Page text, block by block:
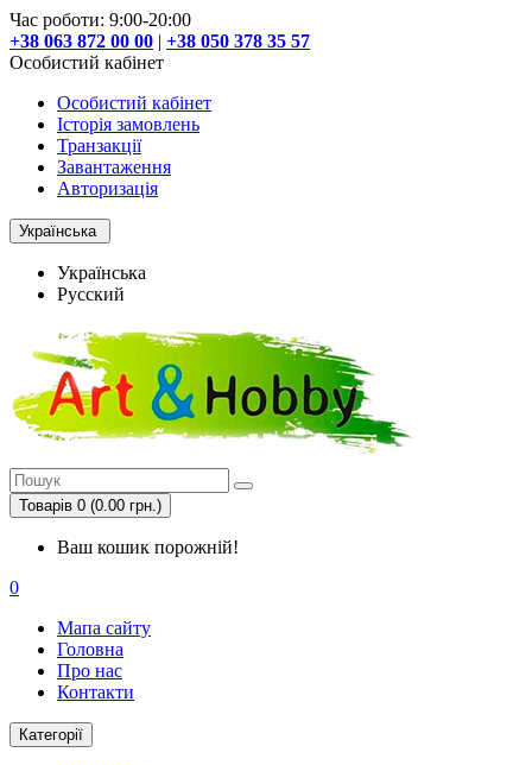
Час роботи: 9:00-20:00
+38 063 872 00 00 | +38 050 378 35 57
Особистий кабінет
Особистий кабінет
Історія замовлень
Транзакції
Завантаження
Авторизація
Українська
Українська
Русский
Товарів 0 (0.00 грн.)
Ваш кошик порожній!
0
Мапа сайту
Головна
Про нас
Контакти
Категорії